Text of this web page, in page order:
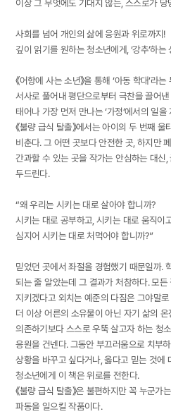
이상 그 무엇에도 기대지 않는, 스스로가
사회를 넘어 개인의 삶에 응원과 위로까지!
깊이 읽기를 원하는 청소년에게, ‘강추’하는
《어항에 사는 소년》을 통해 ‘아동 학대’라
서사로 풀어내 평단으로부터 극찬을 끌어
태어나 가장 먼저 만나는 ‘가정’에서의 일
《불량 급식 탈출》에서는 아이의 두 번째 울
비춘다. 그 어떤 곳보다 안전한 곳, 하지만
간과할 수 있는 곳을 작가는 안심하는 대신
두드린다.
“왜 우리는 시키는 대로 살아야 합니까?
시키는 대로 공부하고, 시키는 대로 움직이
심지어 시키는 대로 처먹어야 합니까?”
믿었던 곳에서 좌절을 경험했기 때문일까.
되는 줄 알았는데 그 결과가 처참하다. 모
지키겠다고 외치는 예준의 다짐은 그야말
더 이상 어른의 소유물이 아닌 자기 삶의
의존하기보다 스스로 우뚝 살고자 하는 청
응원을 건넨다. 그동안 부끄러움으로 치부
상황을 바꾸고 싶다거나, 옳다고 믿는 것에
청소년에게 이 책은 위로를 전한다.
《불량 급식 탈출》은 불편하지만 꼭 누군
파동을 일으킬 작품이다.